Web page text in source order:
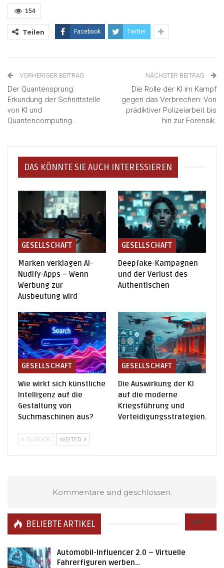
154
Teilen Facebook Twitter
VORHERIGER BEITRAG
Der Quantensprung:
Erkundung der Schnittstelle
von KI und
Quantencomputing.
NÄCHSTER BEITRAG
Die Rolle der KI im Kampf
gegen das Verbrechen: Von
prädiktiver Polizeiarbeit bis
hin zur Forensik.
DAS KÖNNTE SIE AUCH INTERESSIEREN
GESELLSCHAFT
Marken verklagen AI-
Nudify-Apps – Wenn
Werbung zur
Ausbeutung wird
GESELLSCHAFT
Deepfake-Kampagnen
und der Verlust des
Authentischen
GESELLSCHAFT
Wie wirkt sich künstliche
Intelligenz auf die
Gestaltung von
Suchmaschinen aus?
GESELLSCHAFT
Die Auswirkung der KI
auf die moderne
Kriegsführung und
Verteidigungsstrategien.
ZURÜCK WEITER
Kommentare sind geschlossen.
Alle
BELIEBTE ARTIKEL
Automobil-Influencer 2.0 – Virtuelle
Fahrerfiguren werben…